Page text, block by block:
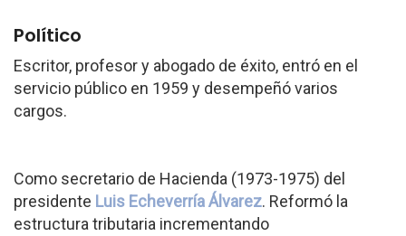
Político
Escritor, profesor y abogado de éxito, entró en el
servicio público en 1959 y desempeñó varios
cargos.
Como secretario de Hacienda (1973-1975) del
presidente Luis Echeverría Álvarez. Reformó la
estructura tributaria incrementando